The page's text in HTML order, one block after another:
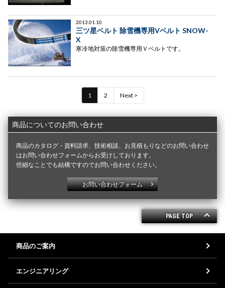
2013.01.10
三ツ星ベルト 除雪機専用Vベルト SNOW-
X
寒冷地対策の除雪機専用Ｖベルトです。
1 2 Next >
商品についてのお問い合わせ
商品のカタログ・資料請求、技術相談、お見積もりなどのお問い合わせ
はお問い合わせフォームからお受けしております。
些細なことでも結構ですのでお問い合わせください。
お問い合わせフォーム
PAGE TOP
商品のご案内
製品別
ベアリング（軸受）
エアシリンダー・電磁弁等（油空圧機器）
Vベルト・樹脂ベルト・ローラーチェーン等（伝動機器）
ボールねじ・リニア（ＬＭ）ガイド（直動機器）
電動シリンダ・メガトルクモーター等（メカトロ機器）
IoT・産業用ロボット等
ギアモーター・産業用モーター等（駆動機器）
サーボモーター・シーケンサー等（電気制御機器）
流体制御機器
荷役・その他
免震装置
風力発電機器
メーカー別
日本精工（ＮＳＫ）
SCHAEFFLER（INA / FAG）
オイレス工業
FYH
SMC
三ツ星ベルト
大同工業（ＤＩＤ）
鍋屋バイテック（ＮＢＫ）
ニッセイ
THK
日立産機システム
三菱電機
エンジニアリング